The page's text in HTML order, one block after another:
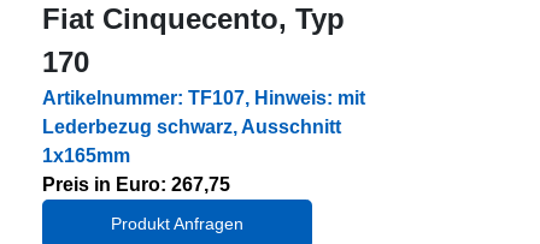
Fiat Cinquecento, Typ
170
Artikelnummer: TF107, Hinweis: mit
Lederbezug schwarz, Ausschnitt
1x165mm
Preis in Euro: 267,75
Produkt Anfragen